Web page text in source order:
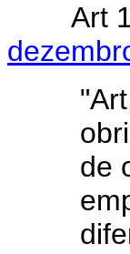
Art
de